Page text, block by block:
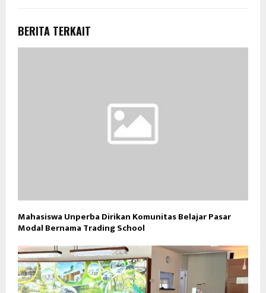
BERITA TERKAIT
Mahasiswa Unperba Dirikan Komunitas Belajar Pasar
Modal Bernama Trading School